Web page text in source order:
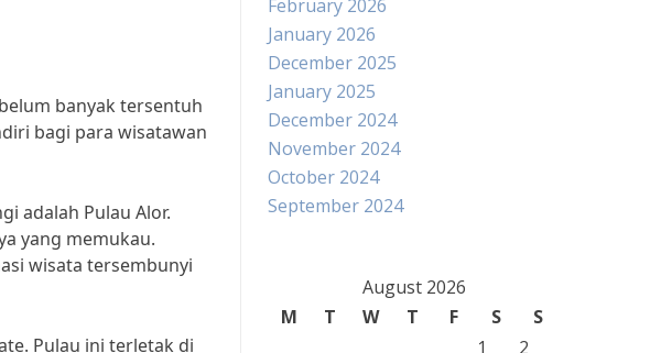
banyak tersentuh
bagi para wisatawan
adalah Pulau Alor.
yang memukau.
wisata tersembunyi
Pulau ini terletak di
February 2026
January 2026
December 2025
January 2025
December 2024
November 2024
October 2024
September 2024
August 2026
M
T W T F S
S
1
2